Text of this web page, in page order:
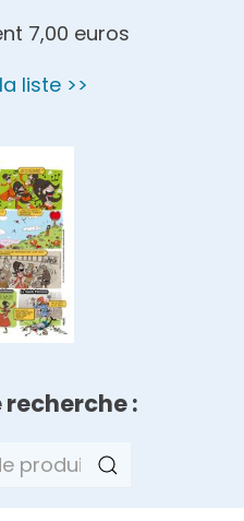
7,00 euros
liste >>
: